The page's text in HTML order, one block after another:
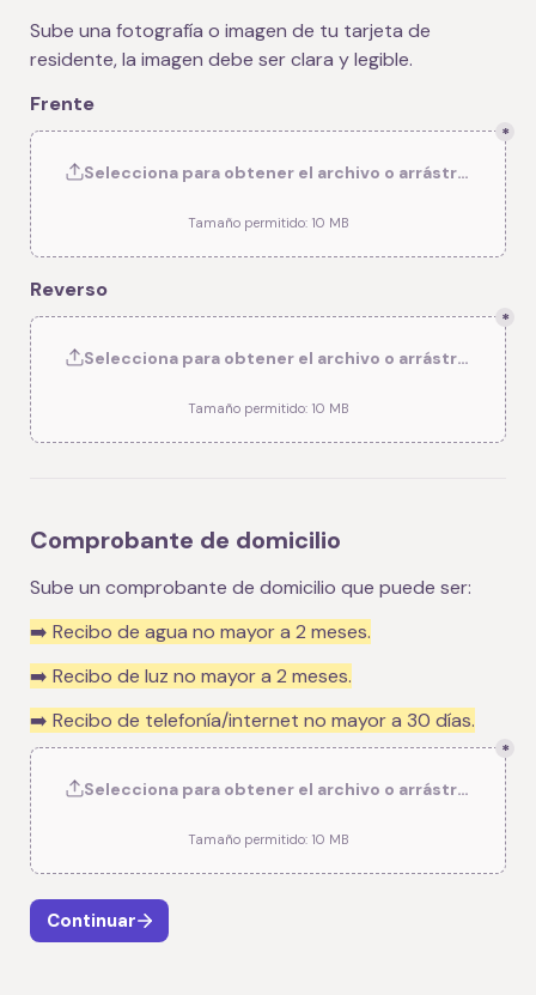
Sube una fotografía o imagen de tu tarjeta de
residente, la imagen debe ser clara y legible.
Frente
Selecciona para obtener el archivo o arrástralo
Tamaño permitido: 10 MB
*
Reverso
Selecciona para obtener el archivo o arrástralo
Tamaño permitido: 10 MB
*
Comprobante de domicilio
Sube un comprobante de domicilio que puede ser:
➡️ Recibo de agua no mayor a 2 meses.
➡️ Recibo de luz no mayor a 2 meses.
➡️ Recibo de telefonía/internet no mayor a 30 días.
Selecciona para obtener el archivo o arrástralo
Tamaño permitido: 10 MB
*
Continuar